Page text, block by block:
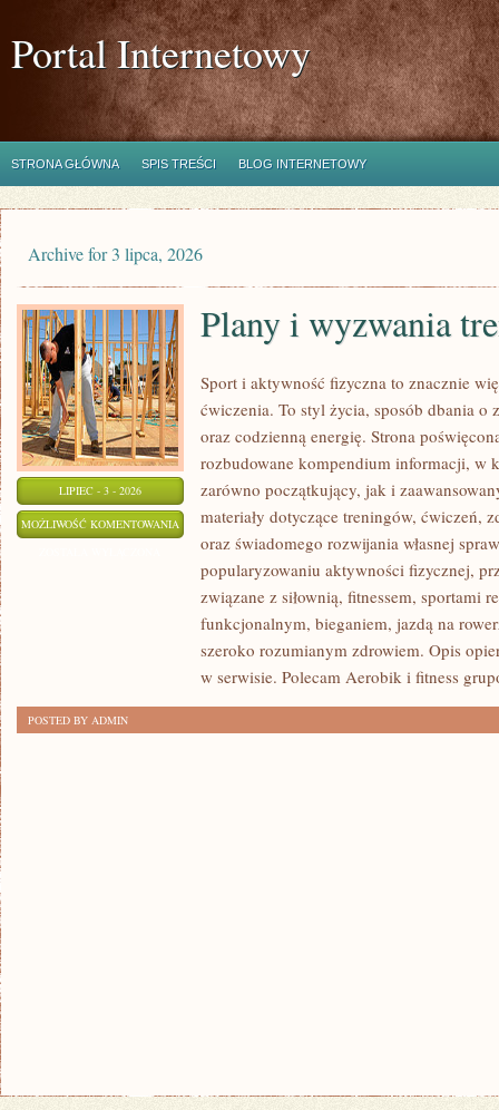
Portal Internetowy
STRONA GŁÓWNA SPIS TREŚCI BLOG INTERNETOWY
Archive for 3 lipca, 2026
LIPIEC - 3 - 2026
MOŻLIWOŚĆ KOMENTOWANIA PLANY
WYZWANIA
TRENINGOWE
Plany i wyzwania
Sport i aktywność fizyczna to znacznie
ćwiczenia. To styl życia, sposób dbania o
oraz codzienną energię. Strona
rozbudowane kompendium informacji, w
zarówno początkujący, jak i
materiały dotyczące treningów, ćwiczeń,
oraz świadomego rozwijania własnej
popularyzowaniu aktywności fizycznej,
związane z siłownią, fitnessem, sportami
funkcjonalnym, bieganiem, jazdą na
szeroko rozumianym zdrowiem. Opis
w serwisie. Polecam Aerobik i fitness
POSTED BY ADMIN